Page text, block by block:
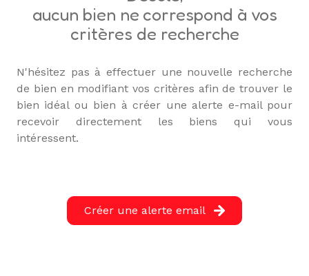
aucun bien ne correspond à vos
critères de recherche
N'hésitez pas à effectuer une nouvelle recherche
de bien en modifiant vos critères afin de trouver le
bien idéal ou bien à créer une alerte e-mail pour
recevoir directement les biens qui vous
intéressent.
Créer une alerte email